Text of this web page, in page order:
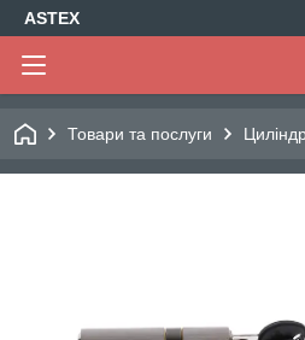
ASTEX
Товари та послуги